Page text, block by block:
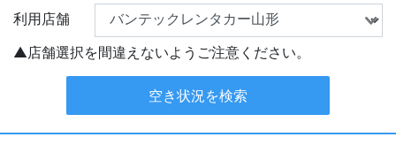
利用店舗
空き状況を検索